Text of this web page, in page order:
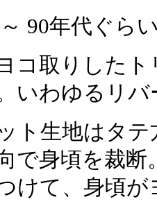
90年代ぐら
コ取りした
いわゆるリ
ト生地はタ
で身頃を裁
けて、身頃